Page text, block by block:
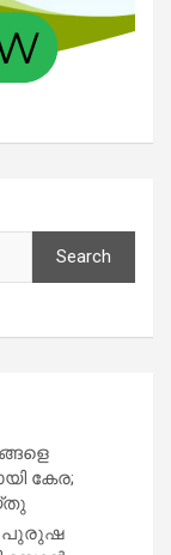
Search
കേര;
പുരുഷ